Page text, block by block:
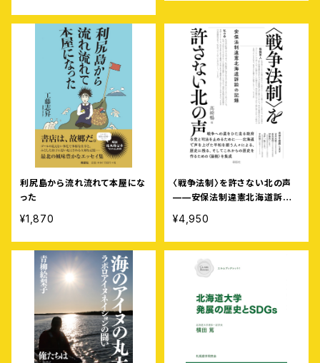
利尻島から流れ流れて本屋にな
った
¥1,870
〈戦争法制〉を許さない北の声
——安保法制違憲北海道訴訟
¥4,950